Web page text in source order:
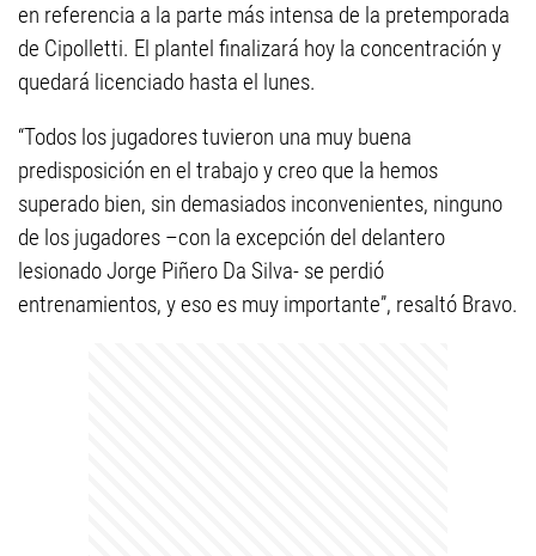
en referencia a la parte más intensa de la pretemporada
de Cipolletti. El plantel finalizará hoy la concentración y
quedará licenciado hasta el lunes.
“Todos los jugadores tuvieron una muy buena
predisposición en el trabajo y creo que la hemos
superado bien, sin demasiados inconvenientes, ninguno
de los jugadores –con la excepción del delantero
lesionado Jorge Piñero Da Silva- se perdió
entrenamientos, y eso es muy importante”, resaltó Bravo.